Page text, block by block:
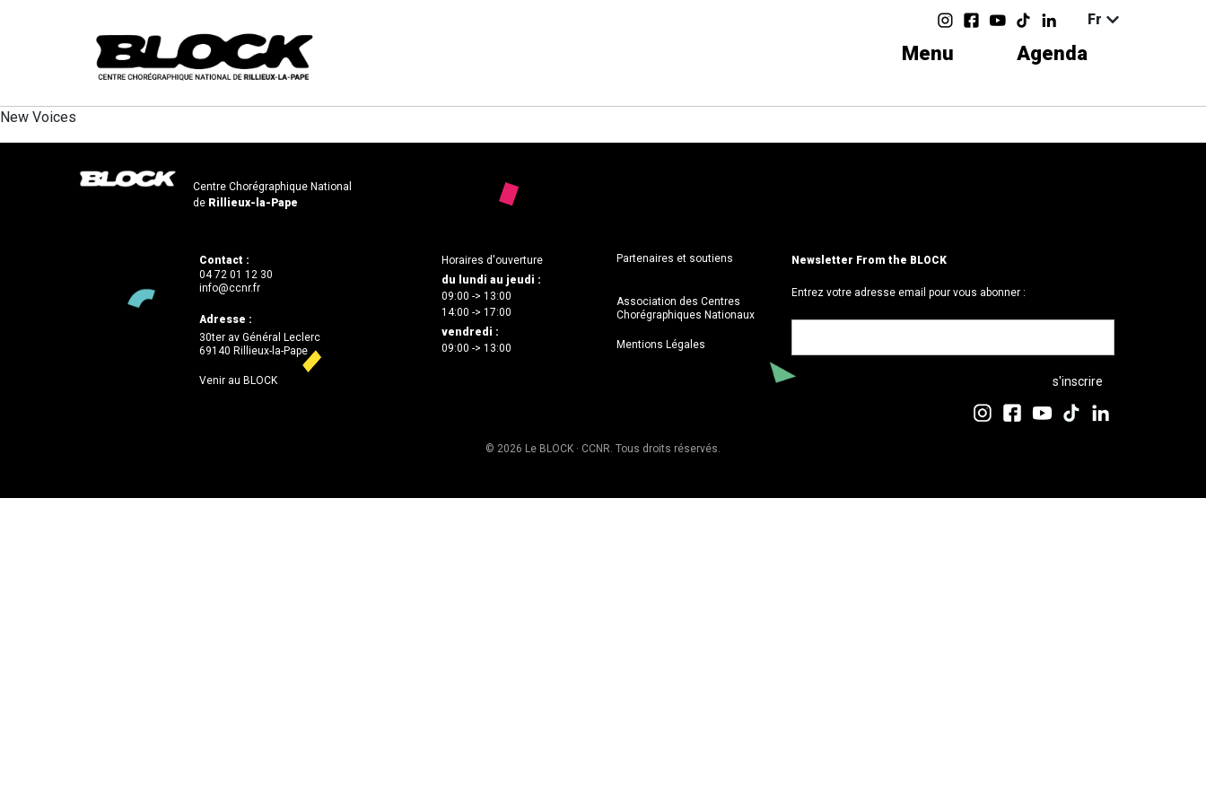
Fr
Menu Agenda
New Voices
Centre Chorégraphique National
de Rillieux-la-Pape
Contact :
04 72 01 12 30
info@ccnr.fr
Adresse :
30ter av Général Leclerc
69140 Rillieux-la-Pape
Venir au BLOCK
Horaires d'ouverture
du lundi au jeudi :
09:00 -> 13:00
14:00 -> 17:00
vendredi :
09:00 -> 13:00
Partenaires et soutiens
Association des Centres
Chorégraphiques Nationaux
Mentions Légales
Newsletter From the BLOCK
Entrez votre adresse email pour vous abonner :
© 2026 Le BLOCK · CCNR. Tous droits réservés.